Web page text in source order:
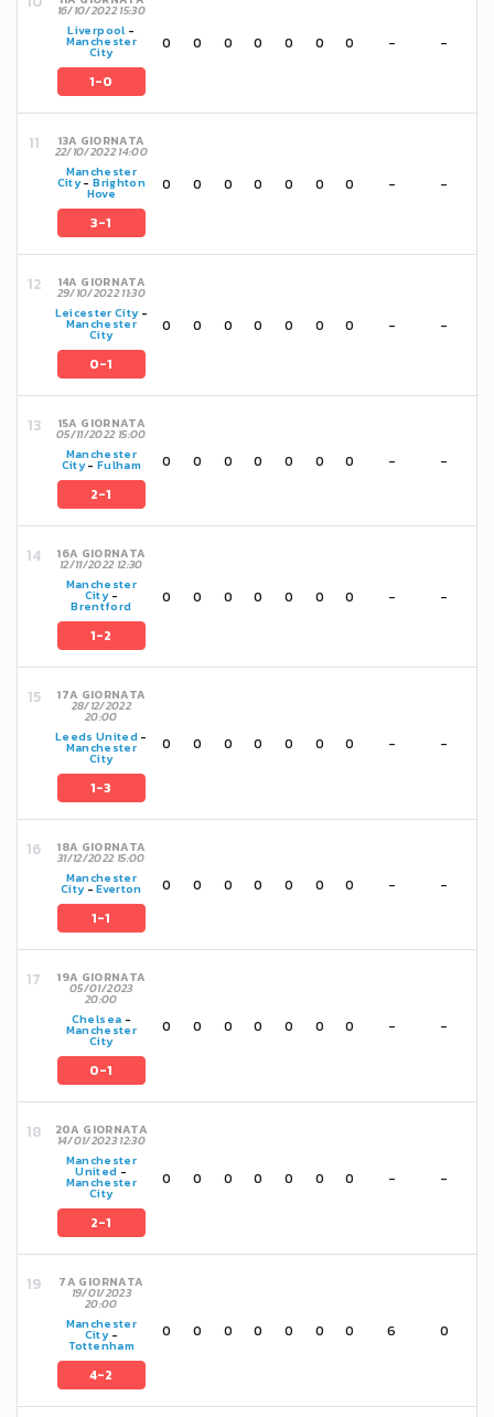
16/10/2022 15:30
Liverpool -
Manchester
City
1-0
0 0 0 0 0 0 0 - -
13A GIORNATA
22/10/2022 14:00
Manchester
City-Brighton
Hove
3-1
0 0 0 0 0 0 0 - -
14A GIORNATA
29/10/2022 11:30
Leicester City-
Manchester
City
0-1
0 0 0 0 0 0 0 - -
15A GIORNATA
05/11/2022 15:00
Manchester
City-Fulham
2-1
0 0 0 0 0 0 0 - -
16A GIORNATA
12/11/2022 12:30
Manchester
City-
Brentford
1-2
0 0 0 0 0 0 0 - -
17A GIORNATA
28/12/2022
20:00
Leeds United -
Manchester
City
1-3
0 0 0 0 0 0 0 - -
18A GIORNATA
31/12/2022 15:00
Manchester
City-Everton
1-1
0 0 0 0 0 0 0 - -
19A GIORNATA
05/01/2023
20:00
Chelsea -
Manchester
City
0-1
0 0 0 0 0 0 0 - -
20A GIORNATA
14/01/2023 12:30
Manchester
United -
Manchester
City
2-1
0 0 0 0 0 0 0 - -
7A GIORNATA
19/01/2023
20:00
Manchester
City-
Tottenham
4-2
0 0 0 0 0 0 0 6 0